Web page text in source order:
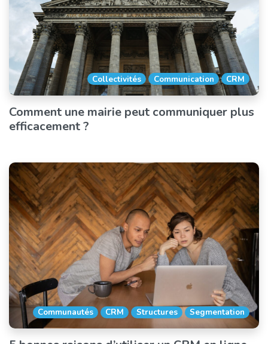
Collectivités Communication CRM
Comment une mairie peut communiquer plus
efficacement ?
Communautés CRM Structures Segmentation